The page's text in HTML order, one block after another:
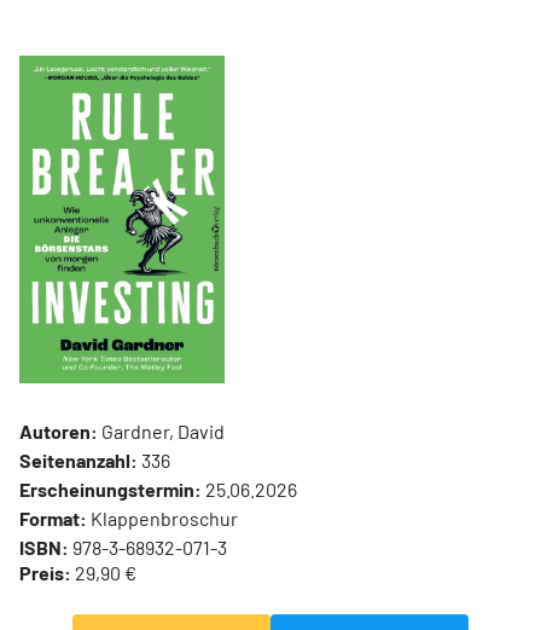
Autoren: Gardner, David
Seitenanzahl: 336
Erscheinungstermin: 25.06.2026
Format: Klappenbroschur
ISBN: 978-3-68932-071-3
Preis: 29,90 €